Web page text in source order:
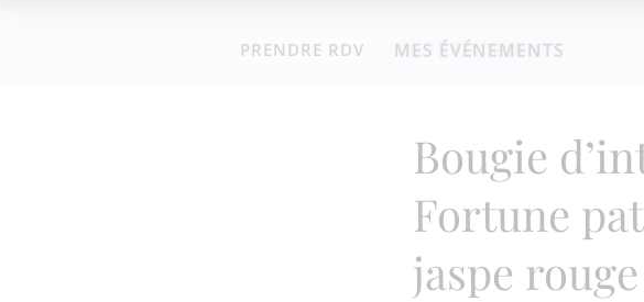
PRENDRE RDV MES ÉVÉNEMENTS
Bougie
Fortune
jaspe rouge